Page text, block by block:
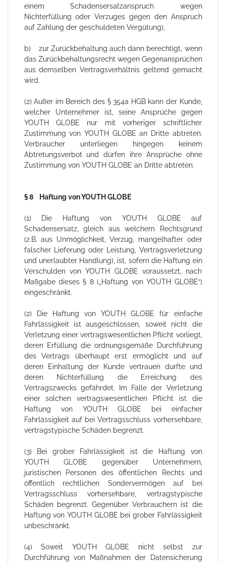
einem Schadensersatzanspruch wegen
Nichterfüllung oder Verzuges gegen den Anspruch
auf Zahlung der geschuldeten Vergütung),
b) zur Zurückbehaltung auch dann berechtigt, wenn
das Zurückbehaltungsrecht wegen Gegenansprüchen
aus demselben Vertragsverhältnis geltend gemacht
wird.
(2) Außer im Bereich des § 354a HGB kann der Kunde,
welcher Unternehmer ist, seine Ansprüche gegen
YOUTH GLOBE nur mit vorheriger schriftlicher
Zustimmung von YOUTH GLOBE an Dritte abtreten.
Verbraucher unterliegen hingegen keinem
Abtretungsverbot und dürfen ihre Ansprüche ohne
Zustimmung von YOUTH GLOBE an Dritte abtreten.
§ 8 Haftung von YOUTH GLOBE
(1) Die Haftung von YOUTH GLOBE auf
Schadensersatz, gleich aus welchem Rechtsgrund
(z.B. aus Unmöglichkeit, Verzug, mangelhafter oder
falscher Lieferung oder Leistung, Vertragsverletzung
und unerlaubter Handlung), ist, sofern die Haftung ein
Verschulden von YOUTH GLOBE voraussetzt, nach
Maßgabe dieses § 8 („Haftung von YOUTH GLOBE“)
eingeschränkt.
(2) Die Haftung von YOUTH GLOBE für einfache
Fahrlässigkeit ist ausgeschlossen, soweit nicht die
Verletzung einer vertragswesentlichen Pflicht vorliegt,
deren Erfüllung die ordnungsgemäße Durchführung
des Vertrags überhaupt erst ermöglicht und auf
deren Einhaltung der Kunde vertrauen durfte und
deren Nichterfüllung die Erreichung des
Vertragszwecks gefährdet. Im Falle der Verletzung
einer solchen vertragswesentlichen Pflicht ist die
Haftung von YOUTH GLOBE bei einfacher
Fahrlässigkeit auf bei Vertragsschluss vorhersehbare,
vertragstypische Schäden begrenzt.
(3) Bei grober Fahrlässigkeit ist die Haftung von
YOUTH GLOBE gegenüber Unternehmern,
juristischen Personen des öffentlichen Rechts und
öffentlich rechtlichen Sondervermögen auf bei
Vertragsschluss vorhersehbare, vertragstypische
Schäden begrenzt. Gegenüber Verbrauchern ist die
Haftung von YOUTH GLOBE bei grober Fahrlässigkeit
unbeschränkt.
(4) Soweit YOUTH GLOBE nicht selbst zur
Durchführung von Maßnahmen der Datensicherung